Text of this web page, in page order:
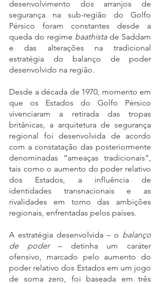
desenvolvimento dos arranjos de
segurança na sub-região do Golfo
Pérsico foram constantes desde a
queda do regime baathista de Saddam
e das alterações na tradicional
estratégia do balanço de poder
desenvolvido na região.
Desde a década de 1970, momento em
que os Estados do Golfo Pérsico
vivenciaram a retirada das tropas
britânicas, a arquitetura de segurança
regional foi desenvolvida de acordo
com a constatação das posteriormente
denominadas “ameaças tradicionais”,
tais como o aumento do poder relativo
dos Estados, a influência de
identidades transnacionais e as
rivalidades em torno das ambições
regionais, enfrentadas pelos países.
A estratégia desenvolvida – o balanço
de poder – detinha um caráter
ofensivo, marcado pelo aumento do
poder relativo dos Estados em um jogo
de soma zero, foi baseada em três